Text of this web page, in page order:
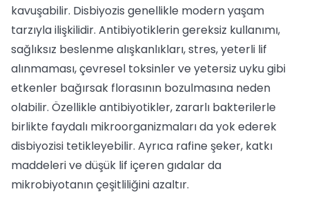
kavuşabilir. Disbiyozis genellikle modern yaşam
tarzıyla ilişkilidir. Antibiyotiklerin gereksiz kullanımı,
sağlıksız beslenme alışkanlıkları, stres, yeterli lif
alınmaması, çevresel toksinler ve yetersiz uyku gibi
etkenler bağırsak florasının bozulmasına neden
olabilir. Özellikle antibiyotikler, zararlı bakterilerle
birlikte faydalı mikroorganizmaları da yok ederek
disbiyozisi tetikleyebilir. Ayrıca rafine şeker, katkı
maddeleri ve düşük lif içeren gıdalar da
mikrobiyotanın çeşitliliğini azaltır.